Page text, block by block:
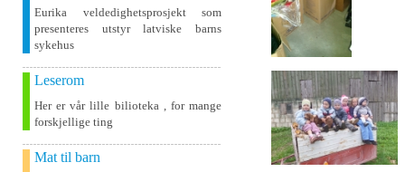
Eurika veldedighetsprosjekt som
presenteres utstyr latviske barns
sykehus
Leserom
Her er vår lille bilioteka , for mange
forskjellige ting
Mat til barn